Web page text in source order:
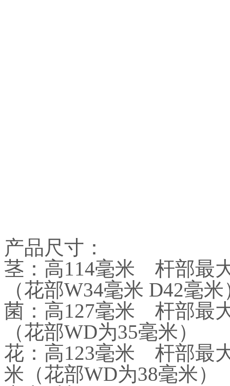
产品尺寸：
茎：高114毫米 杆部最
（花部W34毫米 D42毫米
菌：高127毫米 杆部最
（花部WD为35毫米）
花：高123毫米 杆部最
米（花部WD为38毫米）